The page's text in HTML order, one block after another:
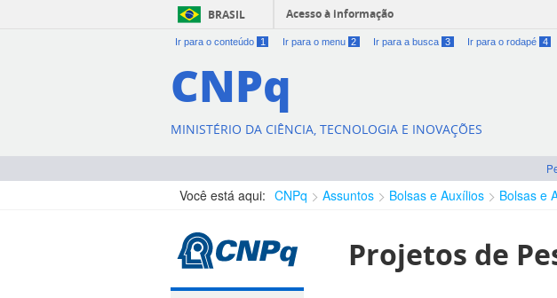
BRASIL Acesso à informação
Ir para o conteúdo 1 Ir para o menu 2 Ir para a busca 3 Ir para o rodapé 4
CNPq
MINISTÉRIO DA CIÊNCIA, TECNOLOGIA E INOVAÇÕES
Você está aqui: CNPq Assuntos Bolsas e Auxílios Bolsas e
Projetos de